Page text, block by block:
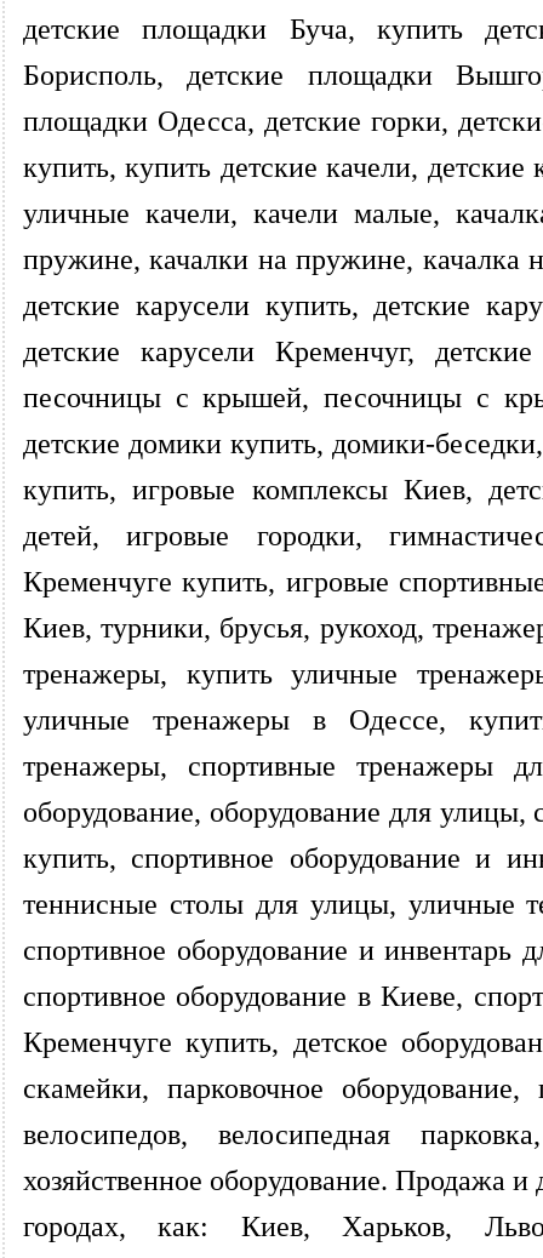
детские площадки Буча, купить
Борисполь, детские площадки
площадки Одесса, детские горки,
купить, купить детские качели,
уличные качели, качели малые,
пружине, качалки на пружине, качалка
детские карусели купить, детские
детские карусели Кременчуг,
песочницы с крышей, песочницы с
детские домики купить, домики-
купить, игровые комплексы Киев,
детей, игровые городки,
Кременчуге купить, игровые
Киев, турники, брусья, рукоход,
тренажеры, купить уличные
уличные тренажеры в Одессе,
тренажеры, спортивные тренажеры
оборудование, оборудование для улицы,
купить, спортивное оборудование и
теннисные столы для улицы, уличные
спортивное оборудование и инвентарь
спортивное оборудование в Киеве,
Кременчуге купить, детское
скамейки, парковочное
велосипедов, велосипедная
хозяйственное оборудование. Продажа
городах, как: Киев, Харьков,